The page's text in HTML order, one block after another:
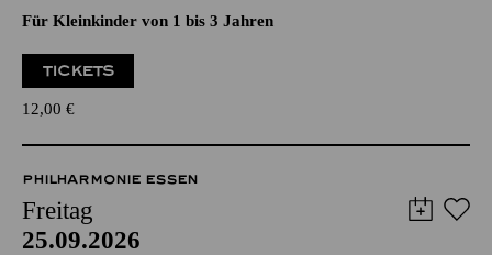
Für Kleinkinder von 1 bis 3 Jahren
TICKETS
12,00 €
PHILHARMONIE ESSEN
Freitag
25.09.2026